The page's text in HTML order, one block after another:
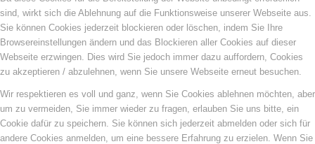
sind, wirkt sich die Ablehnung auf die Funktionsweise unserer Webseite aus.
Sie können Cookies jederzeit blockieren oder löschen, indem Sie Ihre
Browsereinstellungen ändern und das Blockieren aller Cookies auf dieser
Webseite erzwingen. Dies wird Sie jedoch immer dazu auffordern, Cookies
zu akzeptieren / abzulehnen, wenn Sie unsere Webseite erneut besuchen.
Wir respektieren es voll und ganz, wenn Sie Cookies ablehnen möchten, aber
um zu vermeiden, Sie immer wieder zu fragen, erlauben Sie uns bitte, ein
Cookie dafür zu speichern. Sie können sich jederzeit abmelden oder sich für
andere Cookies anmelden, um eine bessere Erfahrung zu erzielen. Wenn Sie